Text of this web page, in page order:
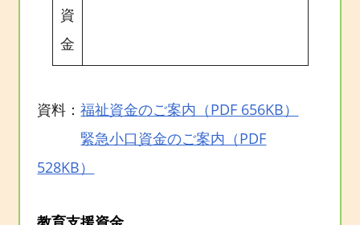
資
金
資料：福祉資金のご案内（PDF 656KB）
緊急小口資金のご案内（PDF
528KB）